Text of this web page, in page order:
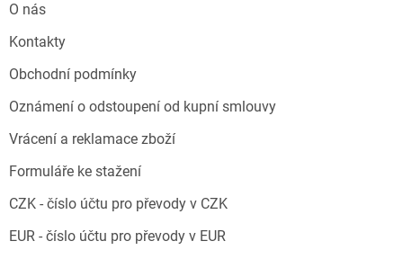
O nás
Kontakty
Obchodní podmínky
Oznámení o odstoupení od kupní smlouvy
Vrácení a reklamace zboží
Formuláře ke stažení
CZK - číslo účtu pro převody v CZK
EUR - číslo účtu pro převody v EUR